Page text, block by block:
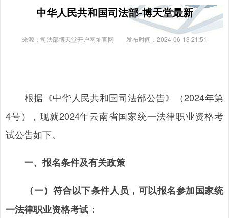
中华人民共和国司法部-博天堂最新
来源：司法部博天堂开户网址官网 发布时间：2024-06-13 21:51
根据《中华人民共和国司法部公告》（2024年第
4号），现就2024年云南省国家统一法律职业资格考
试公告如下。
一、报名条件及有关政策
（一）符合以下条件人员，可以报名参加国家统
一法律职业资格考试：